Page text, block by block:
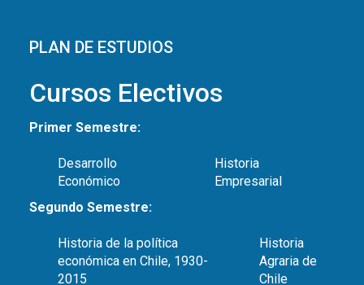
PLAN DE ESTUDIOS
Cursos Electivos
Primer Semestre:
Desarrollo
Económico
Historia
Empresarial
Segundo Semestre:
Historia de la política
económica en Chile, 1930-
2015
Historia
Agraria de
Chile